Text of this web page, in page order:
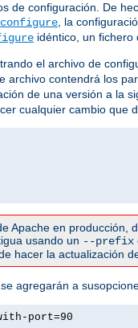
de configuración. De
configure , la
idéntico, un fichero
el archivo de
archivo contendrá los
de una versión a la
cualquier cambio que
Apache en
usando un --prefix
hacer la actualización
se agregarán a
port=90